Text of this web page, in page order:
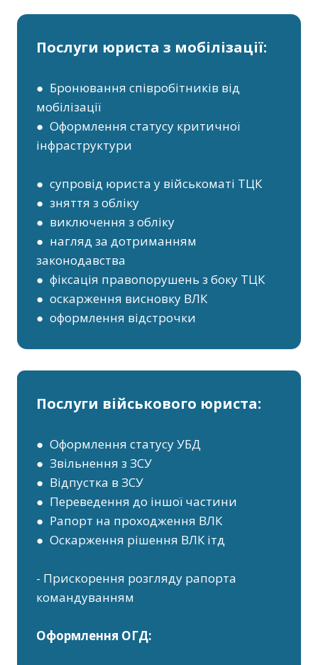
Послуги юриста з мобілізації:
● Бронювання співробітників від
мобілізації
● Оформлення статусу критичної
інфраструктури
● супровід юриста у військоматі ТЦК
● зняття з обліку
● виключення з обліку
● нагляд за дотриманням
законодавства
● фіксація правопорушень з боку ТЦК
● оскарження висновку ВЛК
● оформлення відстрочки
Послуги військового юриста:
● Оформлення статусу УБД
● Звільнення з ЗСУ
● Відпустка в ЗСУ
● Переведення до іншої частини
● Рапорт на проходження ВЛК
● Оскарження рішення ВЛК ітд
- Прискорення розгляду рапорта
командуванням
Оформлення ОГД: